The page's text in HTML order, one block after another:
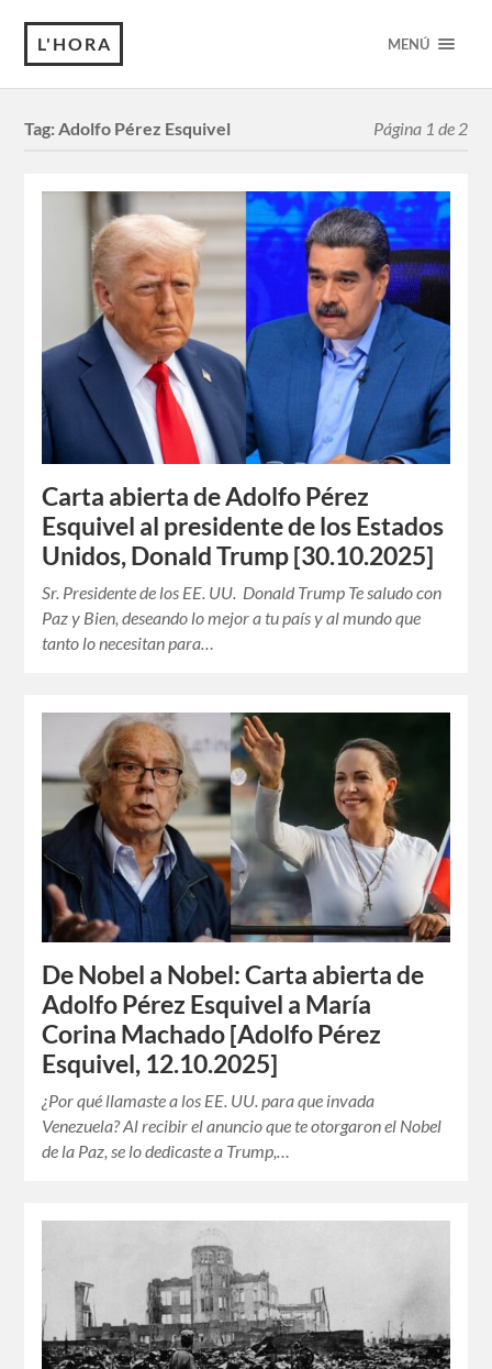
L'HORA MENÚ
Tag:Adolfo Pérez Esquivel Página 1 de 2
Carta abierta de Adolfo Pérez
Esquivel al presidente de los Estados
Unidos, Donald Trump [30.10.2025]
Sr. Presidente de los EE. UU. Donald Trump Te saludo con
Paz y Bien, deseando lo mejor a tu país y al mundo que
tanto lo necesitan para…
De Nobel a Nobel: Carta abierta de
Adolfo Pérez Esquivel a María
Corina Machado [Adolfo Pérez
Esquivel, 12.10.2025]
¿Por qué llamaste a los EE. UU. para que invada
Venezuela? Al recibir el anuncio que te otorgaron el Nobel
de la Paz, se lo dedicaste a Trump,…